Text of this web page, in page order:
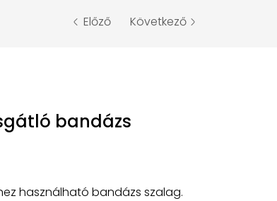
Előző Következő
bandázs
használható bandázs szalag.